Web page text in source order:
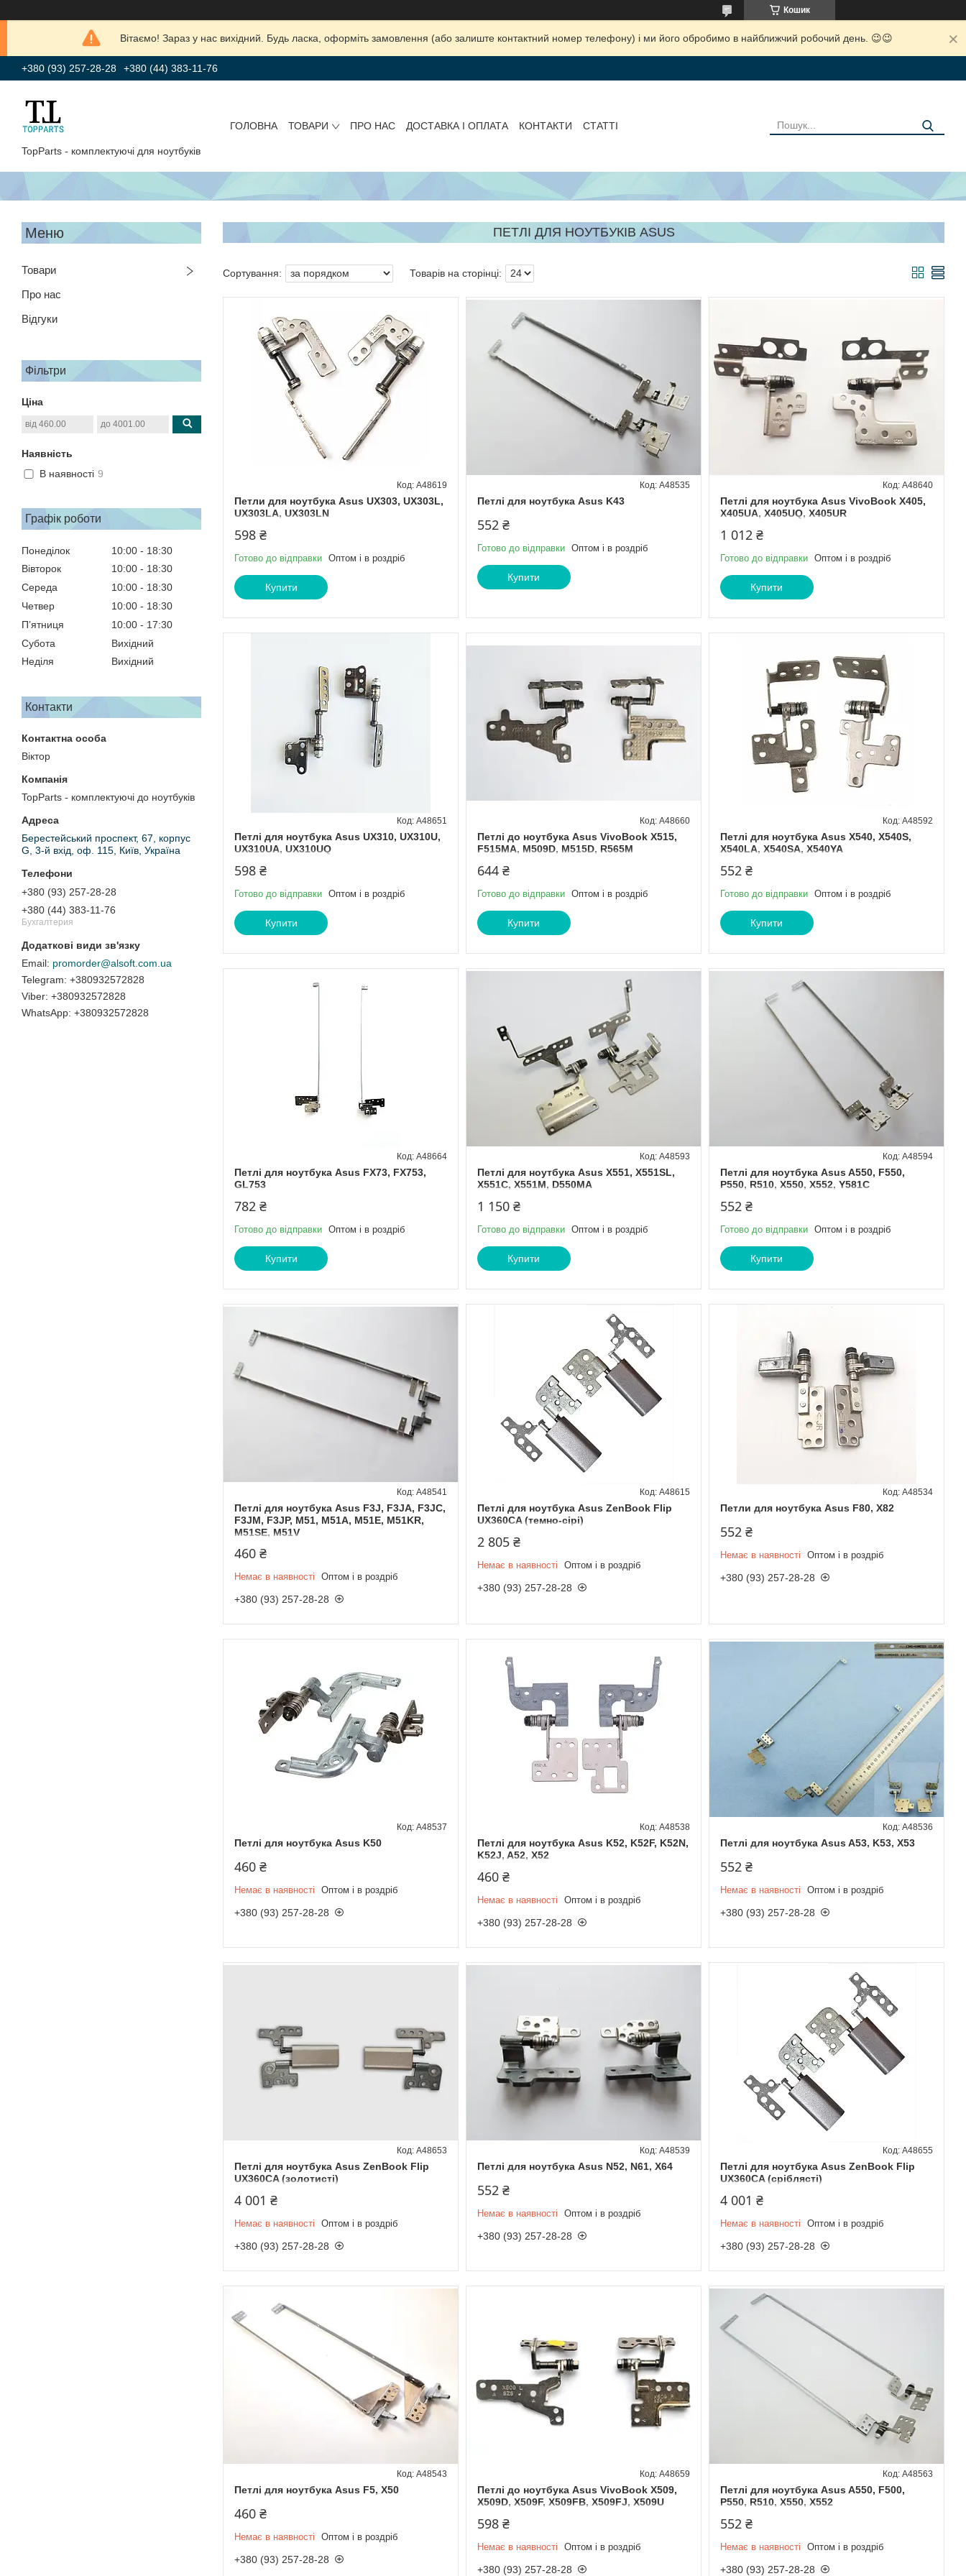
Кошик
Вітаємо! Зараз у нас вихідний. Будь ласка, оформіть замовлення (або залиште контактний номер телефону) і ми його обробимо в найближчий робочий день. 😉😉
+380 (93) 257-28-28 +380 (44) 383-11-76
TopParts - комплектуючі для ноутбуків
ГОЛОВНА ТОВАРИ ПРО НАС ДОСТАВКА І ОПЛАТА КОНТАКТИ СТАТТІ
Товари
Про нас
Відгуки
Фільтри
Ціна
Наявність
В наявності 9
Графік роботи
Понеділок 10:00
18:30
Вівторок
10:00
18:30
Середа
10:00
18:30
Четвер
10:00
18:30
Пʼятниця
10:00
17:30
Субота
Вихідний
Неділя
Вихідний
Контакти
Віктор
TopParts - комплектуючі до ноутбуків
Берестейський проспект, 67, корпус
G, 3-й вхід, оф. 115, Київ, Україна
+380 (93) 257-28-28
+380 (44) 383-11-76
Бухгалтерия
promorder@alsoft.com.ua
+380932572828
+380932572828
+380932572828
ПЕТЛІ ДЛЯ НОУТБУКІВ ASUS
Петли для ноутбука Asus UX303, UX303L,
UX303LA, UX303LN
A48619
598 ₴
Готово до відправки Оптом і в роздріб
Купити
Петлі для ноутбука Asus K43
A48535
552 ₴
Готово до відправки Оптом і в роздріб
Купити
Петлі для ноутбука Asus VivoBook X405,
X405UA, X405UQ, X405UR
A48640
1 012 ₴
Готово до відправки Оптом і в роздріб
Купити
Петлі для ноутбука Asus UX310, UX310U,
UX310UA, UX310UQ
A48651
598 ₴
Готово до відправки Оптом і в роздріб
Купити
Петлі до ноутбука Asus VivoBook X515,
F515MA, M509D, M515D, R565M
A48660
644 ₴
Готово до відправки Оптом і в роздріб
Купити
Петлі для ноутбука Asus X540, X540S,
X540LA, X540SA, X540YA
A48592
552 ₴
Готово до відправки Оптом і в роздріб
Купити
Петлі для ноутбука Asus FX73, FX753,
GL753
A48664
782 ₴
Готово до відправки Оптом і в роздріб
Купити
Петлі для ноутбука Asus X551, X551SL,
X551C, X551M, D550MA
A48593
1 150 ₴
Готово до відправки Оптом і в роздріб
Купити
Петлі для ноутбука Asus A550, F550,
P550, R510, X550, X552, Y581C
A48594
552 ₴
Готово до відправки Оптом і в роздріб
Купити
Петлі для ноутбука Asus F3J, F3JA, F3JC,
F3JM, F3JP, M51, M51A, M51E, M51KR,
M51SE, M51V
A48541
460 ₴
Немає в наявності Оптом і в роздріб
+380 (93) 257-28-28
Петлі для ноутбука Asus ZenBook Flip
UX360CA (темно-сірі)
A48615
2 805 ₴
Немає в наявності Оптом і в роздріб
+380 (93) 257-28-28
Петли для ноутбука Asus F80, X82
A48534
552 ₴
Немає в наявності Оптом і в роздріб
+380 (93) 257-28-28
Петлі для ноутбука Asus K50
A48537
460 ₴
Немає в наявності Оптом і в роздріб
+380 (93) 257-28-28
Петлі для ноутбука Asus K52, K52F, K52N,
K52J, A52, X52
A48538
460 ₴
Немає в наявності Оптом і в роздріб
+380 (93) 257-28-28
Петлі для ноутбука Asus A53, K53, X53
A48536
552 ₴
Немає в наявності Оптом і в роздріб
+380 (93) 257-28-28
Петлі для ноутбука Asus ZenBook Flip
UX360CA (золотисті)
A48653
4 001 ₴
Немає в наявності Оптом і в роздріб
+380 (93) 257-28-28
Петлі для ноутбука Asus N52, N61, X64
A48539
552 ₴
Немає в наявності Оптом і в роздріб
+380 (93) 257-28-28
Петлі для ноутбука Asus ZenBook Flip
UX360CA (сріблясті)
A48655
4 001 ₴
Немає в наявності Оптом і в роздріб
+380 (93) 257-28-28
Петлі для ноутбука Asus F5, X50
A48543
460 ₴
Немає в наявності Оптом і в роздріб
+380 (93) 257-28-28
Петлі до ноутбука Asus VivoBook X509,
X509D, X509F, X509FB, X509FJ, X509U
A48659
598 ₴
Немає в наявності Оптом і в роздріб
+380 (93) 257-28-28
Петлі для ноутбука Asus A550, F500,
P550, R510, X550, X552
A48563
552 ₴
Немає в наявності Оптом і в роздріб
+380 (93) 257-28-28